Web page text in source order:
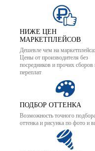
НИЖЕ ЦЕН
МАРКЕТПЛЕЙСОВ
Дешевле чем на
Цены от производителя без
посредников и прочих сборов
переплат
ПОДБОР ОТТЕНКА
Возможность точного
оттенка и рисунка по фото и